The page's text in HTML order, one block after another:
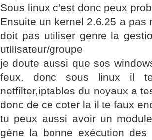
Sous linux c'est donc peux
Ensuite un kernel 2.6.25 a pas
doit pas utiliser genre la
utilisateur/groupe
je doute aussi que sos
feux. donc sous linux il te
netfilter,iptables du noyaux a
donc de ce coter la il te faux
tu peux aussi avoir un
gène la bonne exécution des